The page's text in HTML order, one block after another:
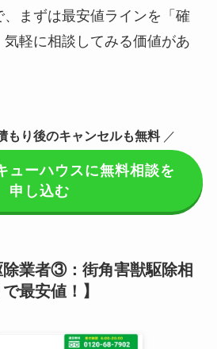
まずは最安値ラインを「確
軽に相談してみる価値があ
もり後のキャンセルも無料／
ューハウスに無料相談を
申し込む
業者③：街角害獣駆除相
最安値！】